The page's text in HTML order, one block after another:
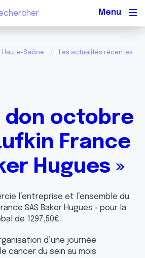
Haute-Saône Les actualités récentes
don octobre
France
Hugues »
l’entreprise et l’ensemble du
SAS Baker Hugues » pour la
de 1297,50€.
d’une journée
cancer du sein au mois